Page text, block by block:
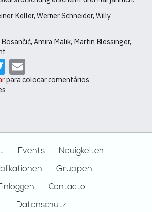
Keller, Werner Schneider, Willy
Amira Malik, Martin Blessinger,
Twitter
para colocar comentários
Events
Neuigkeiten
Gruppen
Contacto
Datenschutz